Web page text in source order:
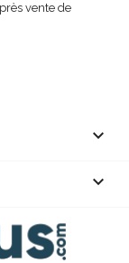
vente de

